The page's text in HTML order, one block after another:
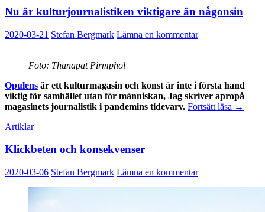
Nu är kulturjournalistiken viktigare än någonsin
2020-03-21 Stefan Bergmark Lämna en kommentar
Foto: Thanapat Pirmphol
Opulens är ett kulturmagasin och konst är inte i första hand
viktig för samhället utan för människan, Jag skriver apropå
magasinets journalistik i pandemins tidevarv. Fortsätt läsa Nu
→
Artiklar
Klickbeten och konsekvenser
2020-03-06 Stefan Bergmark Lämna en kommentar